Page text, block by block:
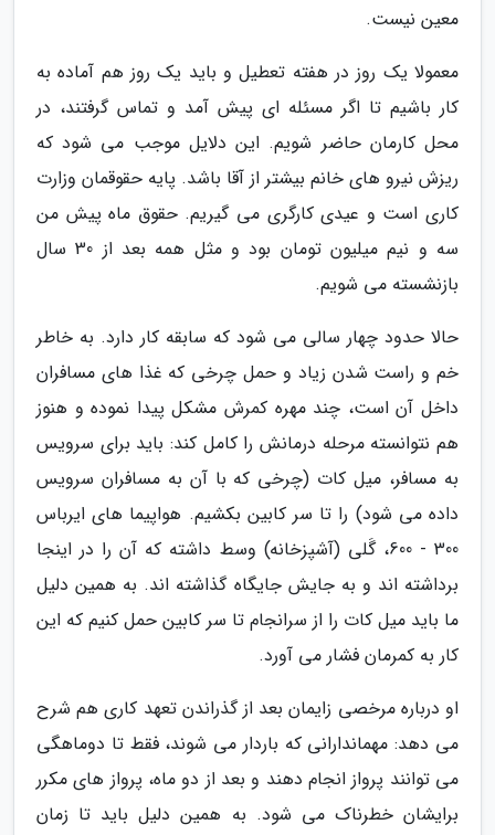
معین نیست.
معمولا یک روز در هفته تعطیل و باید یک روز هم آماده به
کار باشیم تا اگر مسئله ای پیش آمد و تماس گرفتند، در
محل کارمان حاضر شویم. این دلایل موجب می شود که
ریزش نیرو های خانم بیشتر از آقا باشد. پایه حقوقمان وزارت
کاری است و عیدی کارگری می گیریم. حقوق ماه پیش من
سه و نیم میلیون تومان بود و مثل همه بعد از 30 سال
بازنشسته می شویم.
حالا حدود چهار سالی می شود که سابقه کار دارد. به خاطر
خم و راست شدن زیاد و حمل چرخی که غذا های مسافران
داخل آن است، چند مهره کمرش مشکل پیدا نموده و هنوز
هم نتوانسته مرحله درمانش را کامل کند: باید برای سرویس
به مسافر، میل کات (چرخی که با آن به مسافران سرویس
داده می شود) را تا سر کابین بکشیم. هواپیما های ایرباس
300 - 600، گَلی (آشپزخانه) وسط داشته که آن را در اینجا
برداشته اند و به جایش جایگاه گذاشته اند. به همین دلیل
ما باید میل کات را از سرانجام تا سر کابین حمل کنیم که این
کار به کمرمان فشار می آورد.
او درباره مرخصی زایمان بعد از گذراندن تعهد کاری هم شرح
می دهد: مهماندارانی که باردار می شوند، فقط تا دوماهگی
می توانند پرواز انجام دهند و بعد از دو ماه، پرواز های مکرر
برایشان خطرناک می شود. به همین دلیل باید تا زمان